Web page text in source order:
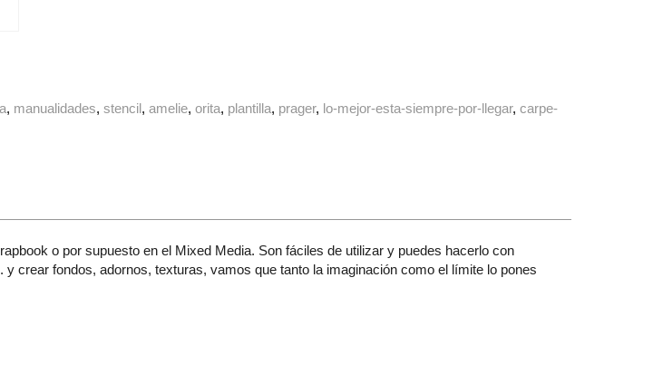
manualidades stencil amelie orita plantilla prager lo-mejor-esta-siempre-por-llegar carpe-
o por supuesto en el Mixed Media. Son fáciles de utilizar y puedes hacerlo con
crear fondos, adornos, texturas, vamos que tanto la imaginación como el límite lo pones